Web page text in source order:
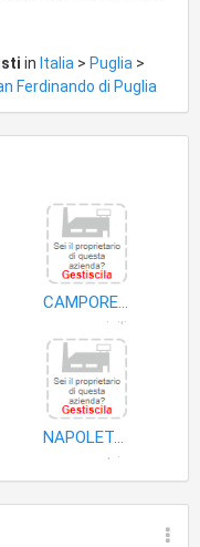
in Italia > Puglia >
Ferdinando di Puglia
CAMPOREALE MARIA ROSARIA
cause civili
NAPOLETANO GIACOMO
geometri